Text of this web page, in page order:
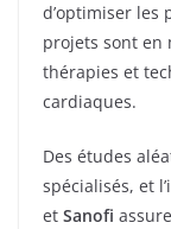
d’optimiser les
projets sont en
thérapies et
cardiaques.
Des études
spécialisés, et
et Sanofi